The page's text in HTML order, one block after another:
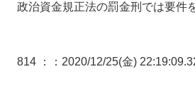
政治資金規正法の罰金刑では要件
814 ： ：2020/12/25(金)